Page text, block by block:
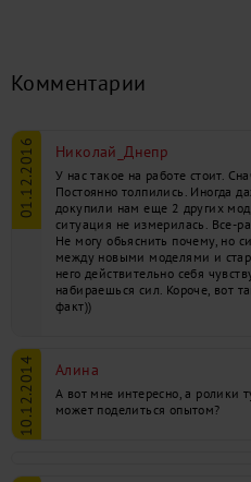
Комментарии
01.12.2016 Николай_Днепр
У нас такое на работе стоит.
Постоянно толпились. Иногда
докупили нам еще 2 других
ситуация не измерилась. Все-
Не могу обьяснить почему, но
между новыми моделями и
него действительно себя
набираешься сил. Короче, вот
факт))
10.12.2014 Алина
А вот мне интересно, а ролики
может поделиться опытом?